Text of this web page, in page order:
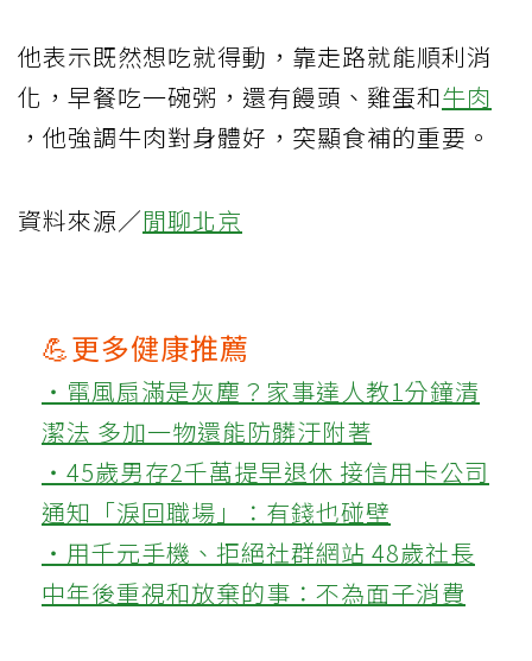
他表示既然想吃就得動，靠走路就能順利消
化，早餐吃一碗粥，還有饅頭、雞蛋和牛肉
，他強調牛肉對身體好，突顯食補的重要。
資料來源／閒聊北京
💪更多健康推薦
‧電風扇滿是灰塵？家事達人教1分鐘清
潔法 多加一物還能防髒汙附著
‧45歲男存2千萬提早退休 接信用卡公司
通知「淚回職場」：有錢也碰壁
‧用千元手機、拒絕社群網站 48歲社長
中年後重視和放棄的事：不為面子消費